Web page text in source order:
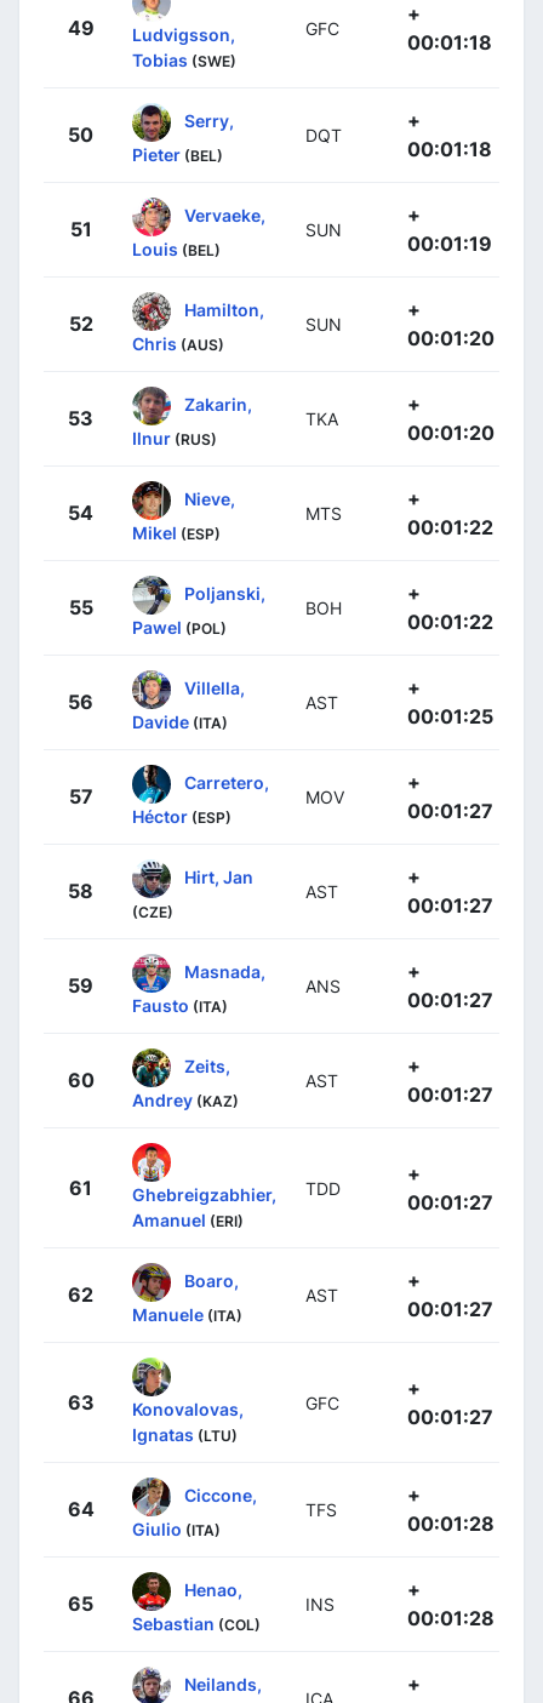
49
Ludvigsson,
Tobias (SWE)
GFC
+
00:01:18
50
Serry,
Pieter (BEL)
DQT
+
00:01:18
51
Vervaeke,
Louis (BEL)
SUN
+
00:01:19
52
Hamilton,
Chris (AUS)
SUN
+
00:01:20
53
Zakarin,
Ilnur (RUS)
TKA
+
00:01:20
54
Nieve,
Mikel (ESP)
MTS
+
00:01:22
55
Poljanski,
Pawel (POL)
BOH
+
00:01:22
56
Villella,
Davide (ITA)
AST
+
00:01:25
57
Carretero,
Héctor (ESP)
MOV
+
00:01:27
58
Hirt, Jan
(CZE)
AST
+
00:01:27
59
Masnada,
Fausto (ITA)
ANS
+
00:01:27
60
Zeits,
Andrey (KAZ)
AST
+
00:01:27
61
Ghebreigzabhier,
Amanuel (ERI)
TDD
+
00:01:27
62
Boaro,
Manuele (ITA)
AST
+
00:01:27
63
Konovalovas,
Ignatas (LTU)
GFC
+
00:01:27
64
Ciccone,
Giulio (ITA)
TFS
+
00:01:28
65
Henao,
Sebastian (COL)
INS
+
00:01:28
Neilands,
ICA
+